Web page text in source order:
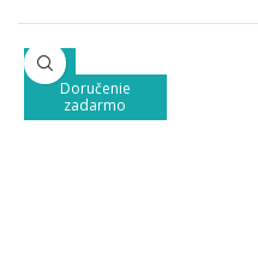
-30%
Doručenie
zadarmo